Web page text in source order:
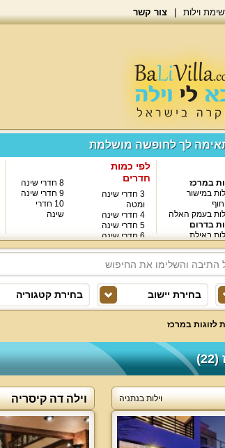
וילות צור קשר
לך לחופשה מושלמת
במרכז
במישור
בעמק האלה
בדרום
באילת
לפי כמות
חדרים
3 חדרי שינה
ומטה
4 חדרי שינה
5 חדרי שינה
6 חדרי שינה
7 חדרי שינה
8 חדרי שינה
9 חדרי שינה
10 חדרי
שינה
בחירת יישוב בחירת קטגוריה
לזוגות במרכז
וילות בנתניה וילה דה קיסריה